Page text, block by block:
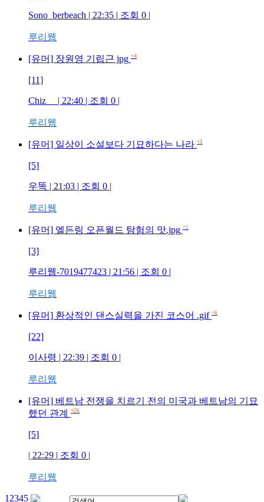
Sono_berbeach | 22:35 | 조회 0 |
루리웹
[유머] 장원영 기립근 jpg +4
[11]
Chiz | 22:40 | 조회 0 |
루리웹
[유머] 일상이 소설보다 기묘하다는 나라 +1
[5]
우똑 | 21:03 | 조회 0 |
루리웹
[유머] 엘든링 오픈월드 탐험의 맛.jpg +1
[3]
루리웹-7019477423 | 21:56 | 조회 0 |
루리웹
[유머] 환상적인 댄스실력을 가진 코스어 .gif +6
[22]
이사령 | 22:39 | 조회 0 |
루리웹
[유머] 베트남 전쟁을 치르기 전의 미국과 베트남의 기묘
했던 관계
+26
[5]
| 22:29 | 조회 0 |
루리웹
1 2345